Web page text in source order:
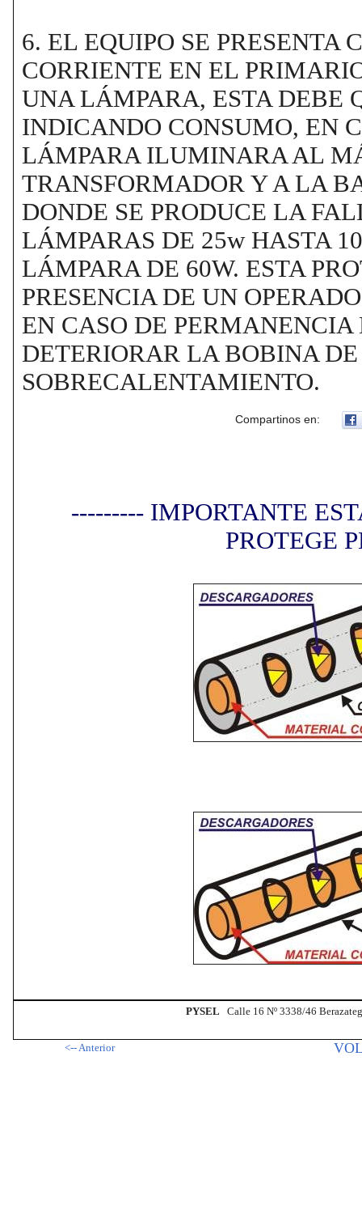
6. EL EQUIPO SE
CORRIENTE EN EL
UNA LÁMPARA, ESTA DEBE
INDICANDO CONSUMO, EN
LÁMPARA ILUMINARA AL
TRANSFORMADOR Y A LA
DONDE SE PRODUCE LA
LÁMPARAS DE 25w HASTA
LÁMPARA DE 60W. ESTA
PRESENCIA DE UN
EN CASO DE
DETERIORAR LA BOBINA
SOBRECALENTAMIENTO.
Compartinos en:
--------- IMPORTANTE
PROTEGE
PYSEL Calle 16 Nº 3338/46
<-- Anterior